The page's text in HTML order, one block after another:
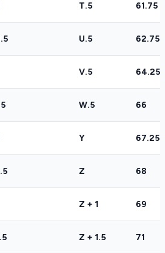
T.5 61.75
U.5 62.75
V.5 64.25
W.5 66
Y 67.25
Z 68
Z + 1 69
Z + 1.5 71